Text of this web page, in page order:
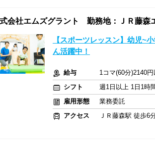
会社エムズグラント 勤務地：ＪＲ藤森
【スポーツレッスン】幼児~
ん活躍中！
給与
1コマ(60分)2140
シフト
週1日以上 1日1時
雇用形態
業務委託
アクセス
ＪＲ藤森駅 徒歩6